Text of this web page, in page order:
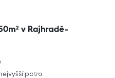
v Rajhradě-
patro